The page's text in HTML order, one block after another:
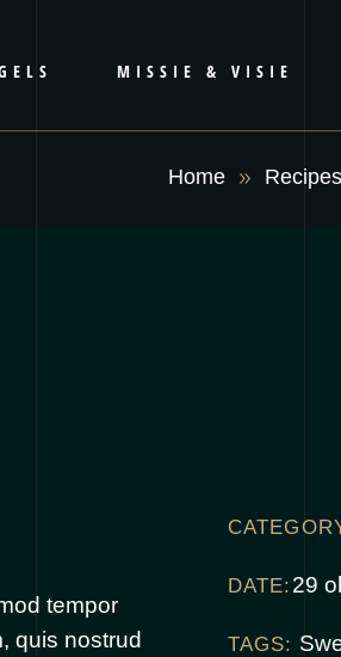
MISSIE & VISIE
Home Recipes
tempor
quis nostrud
DATE: 29
TAGS: